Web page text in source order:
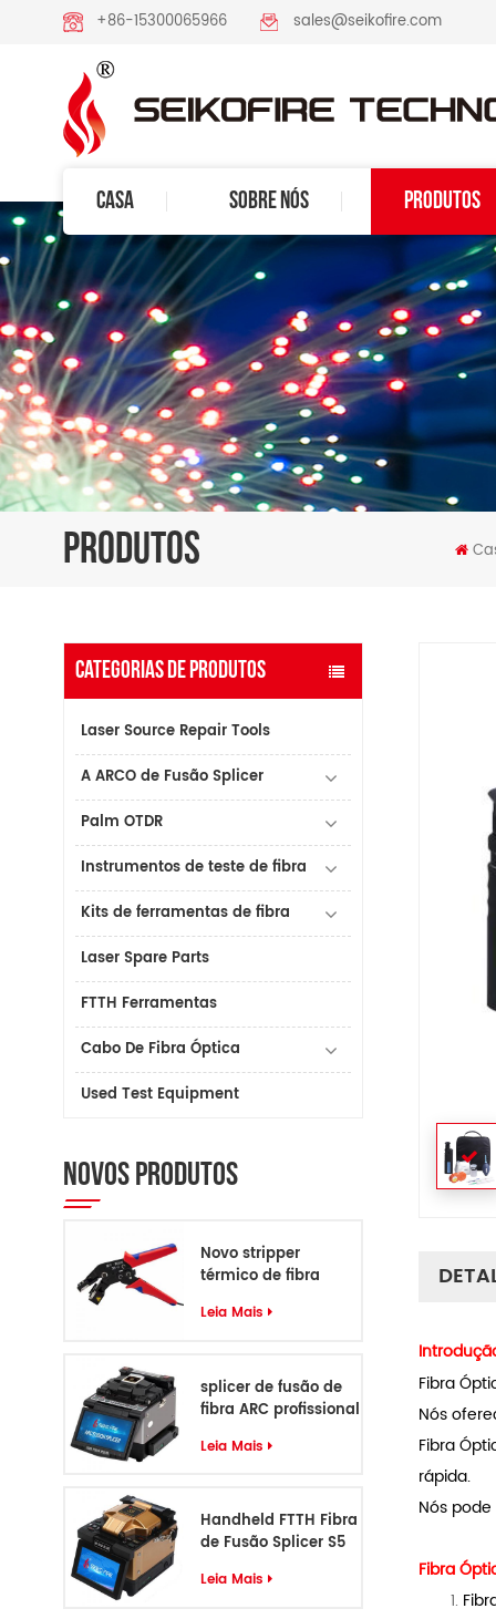
+86-15300065966 sales@seikofire.com
CASA SOBRE NÓS PRODUTOS
PRODUTOS
CATEGORIAS DE PRODUTOS
Laser Source Repair Tools
A ARCO de Fusão Splicer
Palm OTDR
Instrumentos de teste de fibra
Kits de ferramentas de fibra
Laser Spare Parts
FTTH Ferramentas
Cabo De Fibra Óptica
Used Test Equipment
NOVOS PRODUTOS
Novo stripper
térmico de fibra
Leia Mais
splicer de fusão de
fibra ARC profissional
Leia Mais
Handheld FTTH Fibra
de Fusão Splicer S5
Leia Mais
Fibra
Nós
Fibra
rápida.
Nós
Fibra